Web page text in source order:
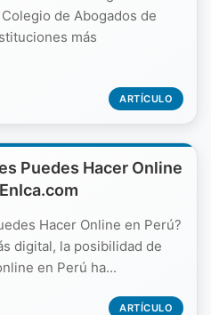
de Abogados de
más
ARTÍCULO
Puedes Hacer Online
Hacer Online en Perú?
digital, la posibilidad de
en Perú ha...
ARTÍCULO